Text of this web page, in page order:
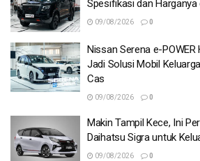
Spesifikasi dan Harganya
09/08/2026 0
Nissan Serena e-POWER
Jadi Solusi Mobil
Cas
09/08/2026 0
Makin Tampil Kece, Ini
Daihatsu Sigra untuk
09/08/2026 0